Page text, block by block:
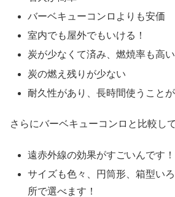
バーベキューコンロよりも安価
室内でも屋外でもいける！
炭が少なくて済み、燃焼率も高
炭の燃え残りが少ない
耐久性があり、長時間使うこと
さらにバーベキューコンロと比較し
遠赤外線の効果がすごいんです！
サイズも色々、円筒形、箱型い
所で選べます！